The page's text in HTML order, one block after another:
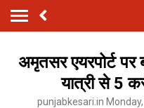
अमृतसर एयरपोर्ट पर
यात्री से 5
punjabkesari.in